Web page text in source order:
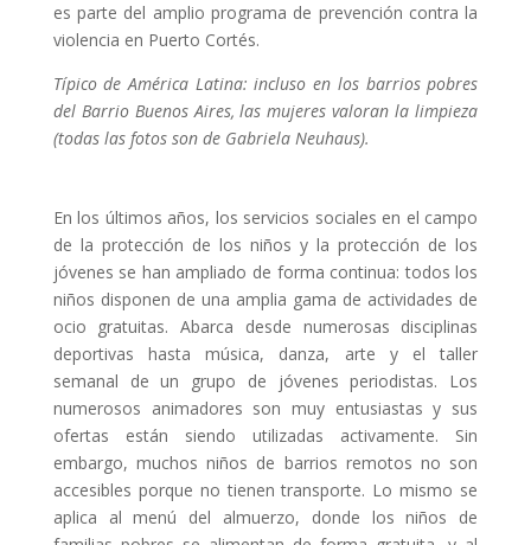
es parte del amplio programa de prevención contra la
violencia en Puerto Cortés.
Típico de América Latina: incluso en los barrios pobres
del Barrio Buenos Aires, las mujeres valoran la limpieza
(todas las fotos son de Gabriela Neuhaus).
En los últimos años, los servicios sociales en el campo
de la protección de los niños y la protección de los
jóvenes se han ampliado de forma continua: todos los
niños disponen de una amplia gama de actividades de
ocio gratuitas. Abarca desde numerosas disciplinas
deportivas hasta música, danza, arte y el taller
semanal de un grupo de jóvenes periodistas. Los
numerosos animadores son muy entusiastas y sus
ofertas están siendo utilizadas activamente. Sin
embargo, muchos niños de barrios remotos no son
accesibles porque no tienen transporte. Lo mismo se
aplica al menú del almuerzo, donde los niños de